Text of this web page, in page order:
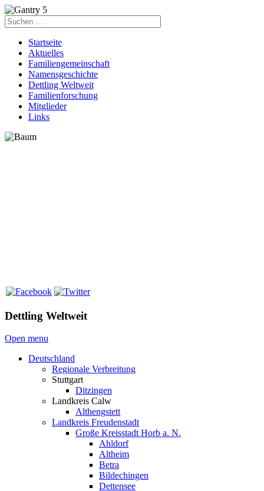
Startseite
Aktuelles
Familiengemeinschaft
Namensgeschichte
Dettling Weltweit
Familienforschung
Mitglieder
Links
Dettling Weltweit
Open menu
Deutschland
Regionale Verbreitung
Stuttgart
Ditzingen
Landkreis Calw
Althengstett
Landkreis Freudenstadt
Große Kreisstadt Horb a. N.
Ahldorf
Altheim
Betra
Bildechingen
Dettensee